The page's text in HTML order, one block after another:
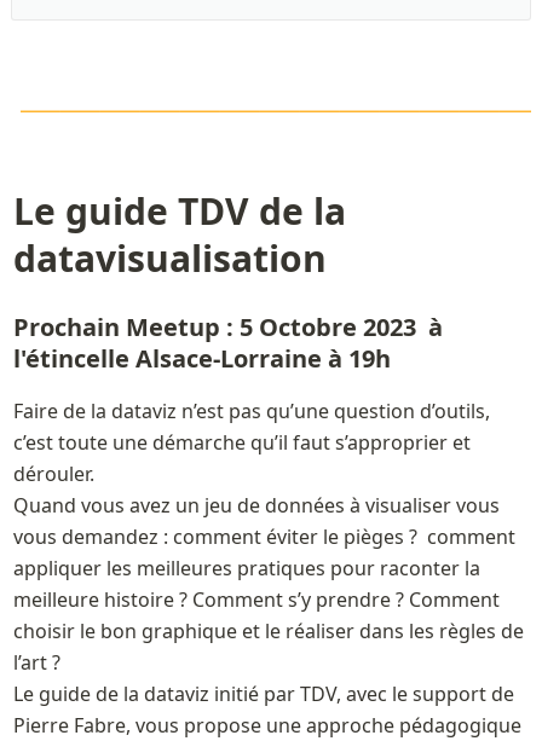
Le guide TDV de la
datavisualisation
Prochain Meetup : 5 Octobre 2023  à
l'étincelle Alsace-Lorraine à 19h
Faire de la dataviz n’est pas qu’une question d’outils,
c’est toute une démarche qu’il faut s’approprier et
dérouler.
Quand vous avez un jeu de données à visualiser vous
vous demandez : comment éviter le pièges ?  comment
appliquer les meilleures pratiques pour raconter la
meilleure histoire ? Comment s’y prendre ? Comment
choisir le bon graphique et le réaliser dans les règles de
l’art ?
Le guide de la dataviz initié par TDV, avec le support de
Pierre Fabre, vous propose une approche pédagogique